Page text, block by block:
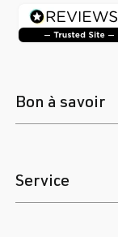
Bon à savoir
Service